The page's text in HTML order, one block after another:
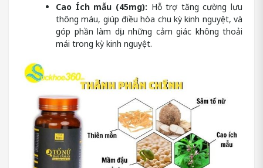
Cao Ích mẫu (45mg): Hỗ trợ tăng cường lưu
thông máu, giúp điều hòa chu kỳ kinh nguyệt, và
góp phần làm dịu những cảm giác không thoải
mái trong kỳ kinh nguyệt.